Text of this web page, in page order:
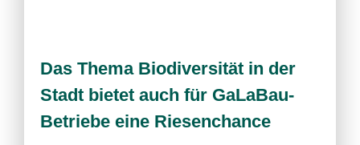
Das Thema Biodiversität in der
Stadt bietet auch für GaLaBau-
Betriebe eine Riesenchance